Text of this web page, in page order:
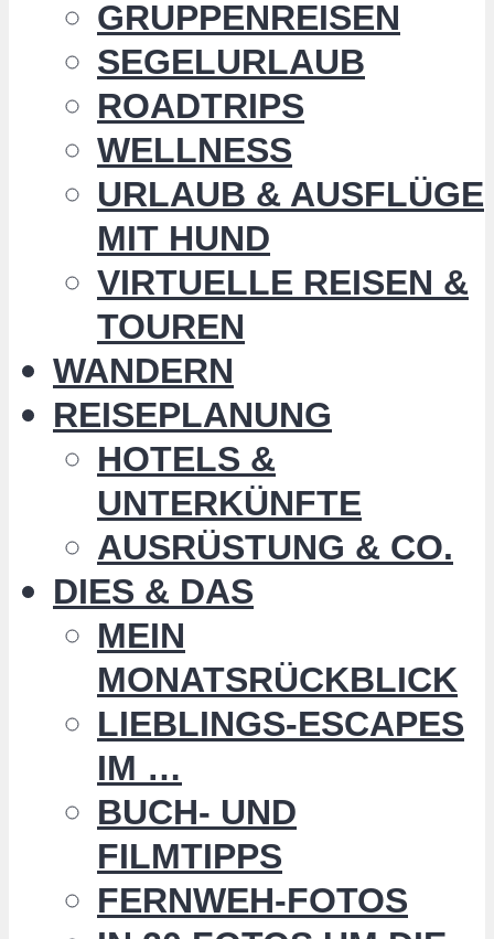
GRUPPENREISEN
SEGELURLAUB
ROADTRIPS
WELLNESS
URLAUB & AUSFLÜGE
MIT HUND
VIRTUELLE REISEN &
TOUREN
WANDERN
REISEPLANUNG
HOTELS &
UNTERKÜNFTE
AUSRÜSTUNG & CO.
DIES & DAS
MEIN
MONATSRÜCKBLICK
LIEBLINGS-ESCAPES
IM …
BUCH- UND
FILMTIPPS
FERNWEH-FOTOS